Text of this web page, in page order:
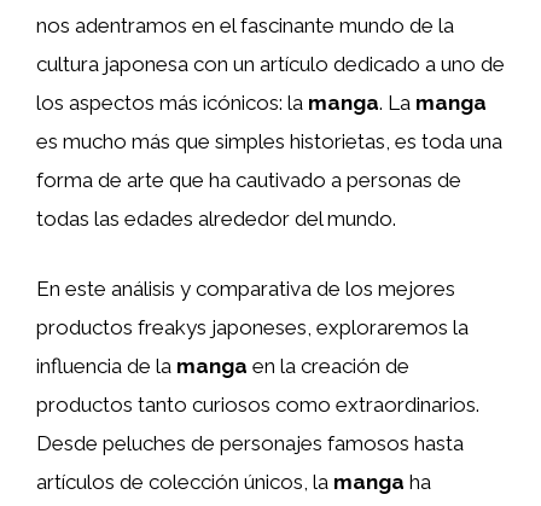
nos adentramos en el fascinante mundo de la
cultura japonesa con un artículo dedicado a uno de
los aspectos más icónicos: la manga. La manga
es mucho más que simples historietas, es toda una
forma de arte que ha cautivado a personas de
todas las edades alrededor del mundo.
En este análisis y comparativa de los mejores
productos freakys japoneses, exploraremos la
influencia de la manga en la creación de
productos tanto curiosos como extraordinarios.
Desde peluches de personajes famosos hasta
artículos de colección únicos, la manga ha